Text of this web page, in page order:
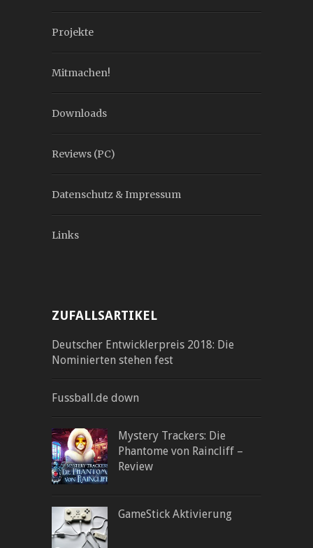
Projekte
Mitmachen!
Downloads
Reviews (PC)
Datenschutz & Impressum
Links
ZUFALLSARTIKEL
Deutscher Entwicklerpreis 2018: Die
Nominierten stehen fest
Fussball.de down
Mystery Trackers: Die
Phantome von Raincliff –
Review
GameStick Aktivierung